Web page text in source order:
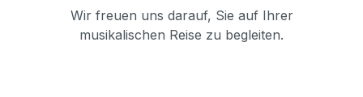
Wir freuen uns darauf, Sie auf Ihrer
musikalischen Reise zu begleiten.